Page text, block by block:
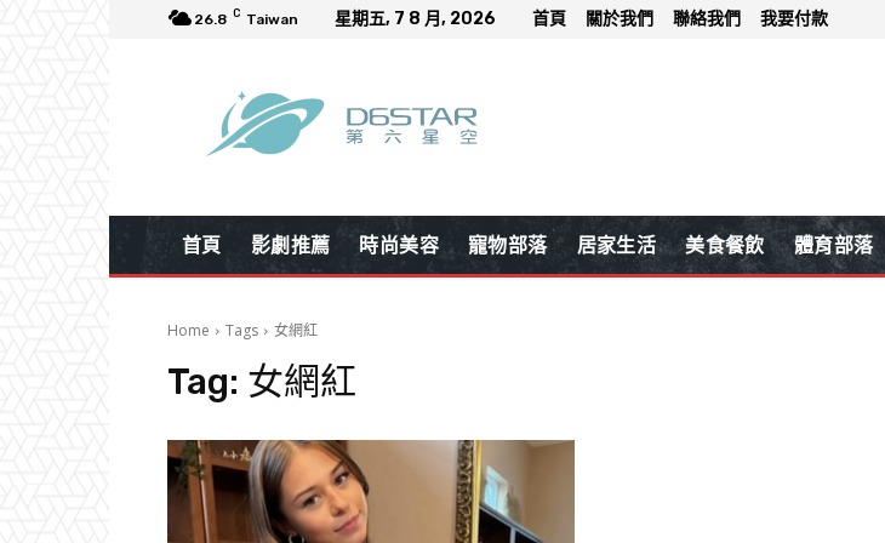
26.8 C Taiwan 星期五, 7 8 月, 2026 首頁 關於我們 聯絡我們 我要付款
首頁 影劇推薦 時尚美容 寵物部落 居家生活 美食餐飲 體育部落
Home Tags 女網紅
Tag: 女網紅